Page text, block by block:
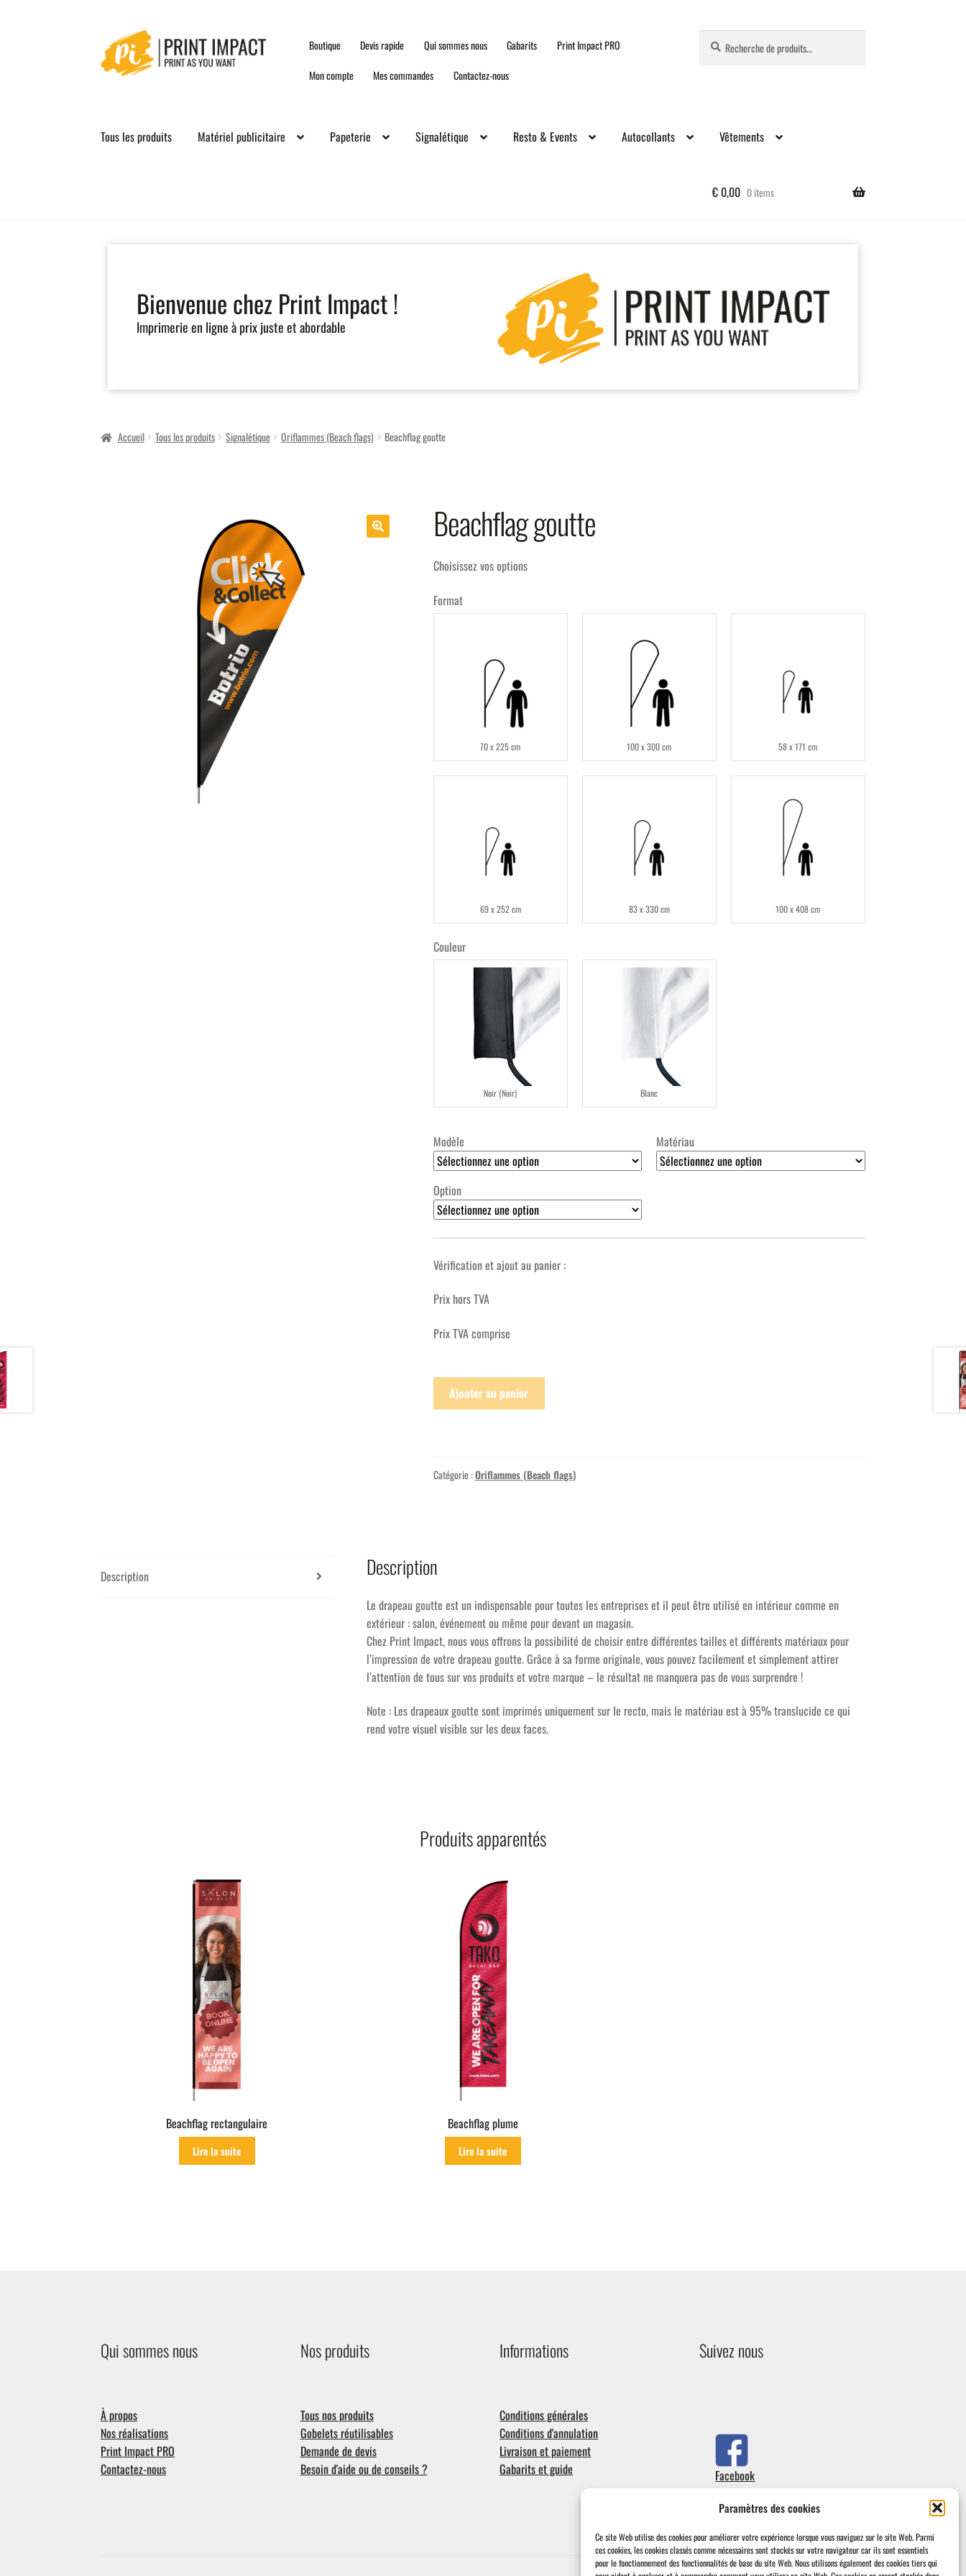
Paramètres des cookies
Ce site Web utilise des cookies pour améliorer votre expérience lorsque vous naviguez sur le site Web.Parmi
ces cookies, les cookies classés comme nécessaires sont stockés sur votre navigateur car ils sont essentiels
pour le fonctionnement des fonctionnalités de base du site Web.Nous utilisons également des cookies tiers qui
Skip
to
navigation
Skip
to
content
Boutique Devis rapide Qui sommes nous Gabarits
Print Impact PRO
Mon compte
Mes commandes Contactez-nous
pour :
Tous les produits Matériel publicitaire Papeterie Signalétique Resto & Events Autocollants Vêtements
€ 0,00 0 items
Bienvenue chez Print Impact !
Imprimerie en ligne à prix juste et abordable
Accueil Tous les produits Signalétique Oriflammes (Beach flags) Beachflag goutte
Beachflag goutte
Choisissez vos options
Format
70 x 225 cm 100 x 300 cm 58 x 171 cm
69 x 252 cm 83 x 330 cm 100 x 408 cm
Couleur
Noir (Noir) Blanc
Modèle Matériau
Option
Vérification et ajout au panier :
Prix hors TVA
Prix TVA comprise
Ajouter au panier
Catégorie :Oriflammes (Beach flags)
Description Description
Le drapeau goutte est un indispensable pour toutes les entreprises et il peut être utilisé en intérieur comme en
extérieur : salon, événement ou même pour devant un magasin.
Chez Print Impact, nous vous offrons la possibilité de choisir entre différentes tailles et différents matériaux pour
l’impression de votre drapeau goutte. Grâce à sa forme originale, vous pouvez facilement et simplement attirer
l’attention de tous sur vos produits et votre marque – le résultat ne manquera pas de vous surprendre !
Note : Les drapeaux goutte sont imprimés uniquement sur le recto, mais le matériau est à 95% translucide ce qui
rend votre visuel visible sur les deux faces.
Produits apparentés
Beachflag rectangulaire
Lire la suite
Beachflag plume
Lire la suite
Qui sommes nous
À propos
Nos réalisations
Print Impact PRO
Contactez-nous
Nos produits
Tous nos produits
Gobelets réutilisables
Demande de devis
Besoin d'aide ou de conseils ?
Informations
Conditions générales
Conditions d'annulation
Livraison et paiement
Gabarits et guide
Suivez nous
Facebook